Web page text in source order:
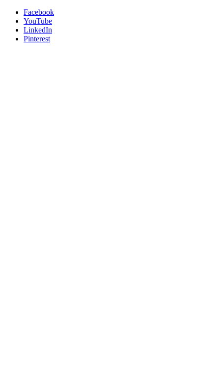
Facebook
YouTube
LinkedIn
Pinterest